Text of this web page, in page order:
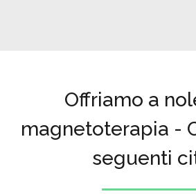
Offriamo a
magnetoterapia -
seguenti